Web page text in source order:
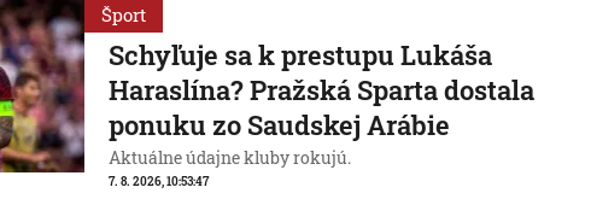
Šport
Schyľuje sa k prestupu Lukáša
Haraslína? Pražská Sparta dostala
ponuku zo Saudskej Arábie
Aktuálne údajne kluby rokujú.
7. 8. 2026, 10:53:47